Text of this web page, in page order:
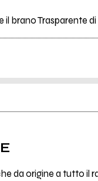
brano Trasparente di
da origine a tutto il